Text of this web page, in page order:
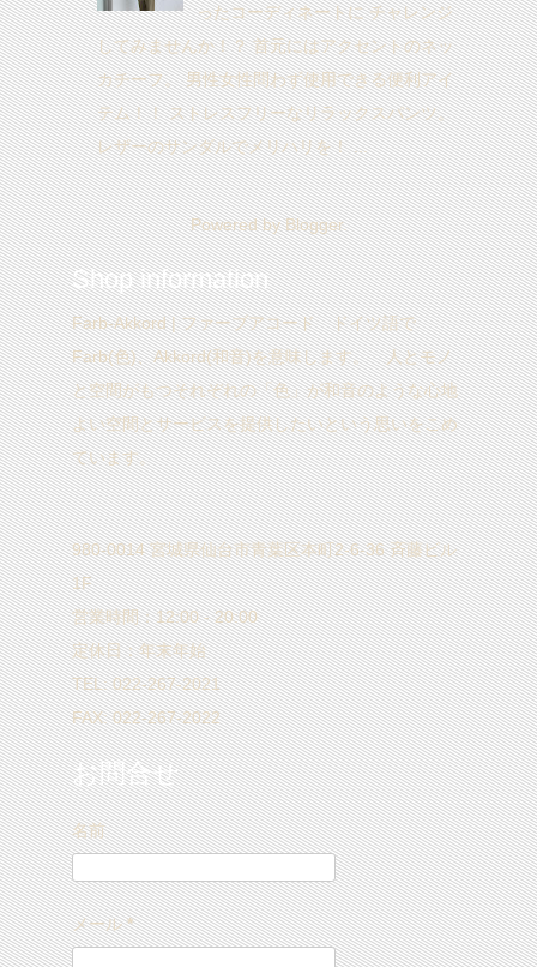
ったコーディネートに チャレンジ
してみませんか！？ 首元にはアクセントのネッ
カチーフ。 男性女性問わず使用できる便利アイ
テム！！ ストレスフリーなリラックスパンツ。
レザーのサンダルでメリハリを！ ...
Powered byBlogger.
Shop information
Farb-Akkord | ファーブアコード ドイツ語で
Farb(色)、Akkord(和音)を意味します。 人とモノ
と空間がもつそれぞれの「色」が和音のような心地
よい空間とサービスを提供したいという思いをこめ
ています。
980-0014 宮城県仙台市青葉区本町2-6-36 斉藤ビル
1F
営業時間：12:00 - 20:00
定休日：年末年始
TEL: 022-267-2021
FAX: 022-267-2022
お問合せ
名前
メール*